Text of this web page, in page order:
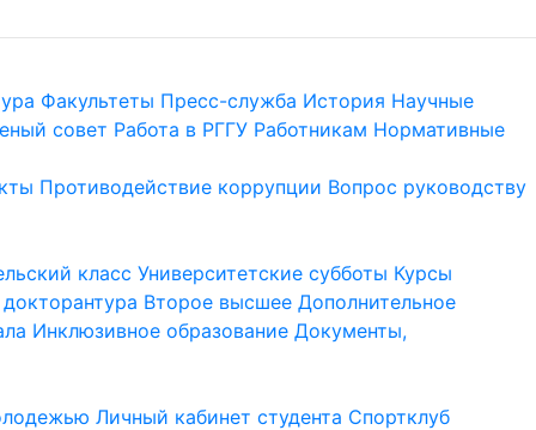
Факультеты Пресс-служба История Научные
совет Работа в РГГУ Работникам Нормативные
Противодействие коррупции Вопрос руководству
класс Университетские субботы Курсы
Второе высшее Дополнительное
Инклюзивное образование Документы,
Личный кабинет студента Спортклуб